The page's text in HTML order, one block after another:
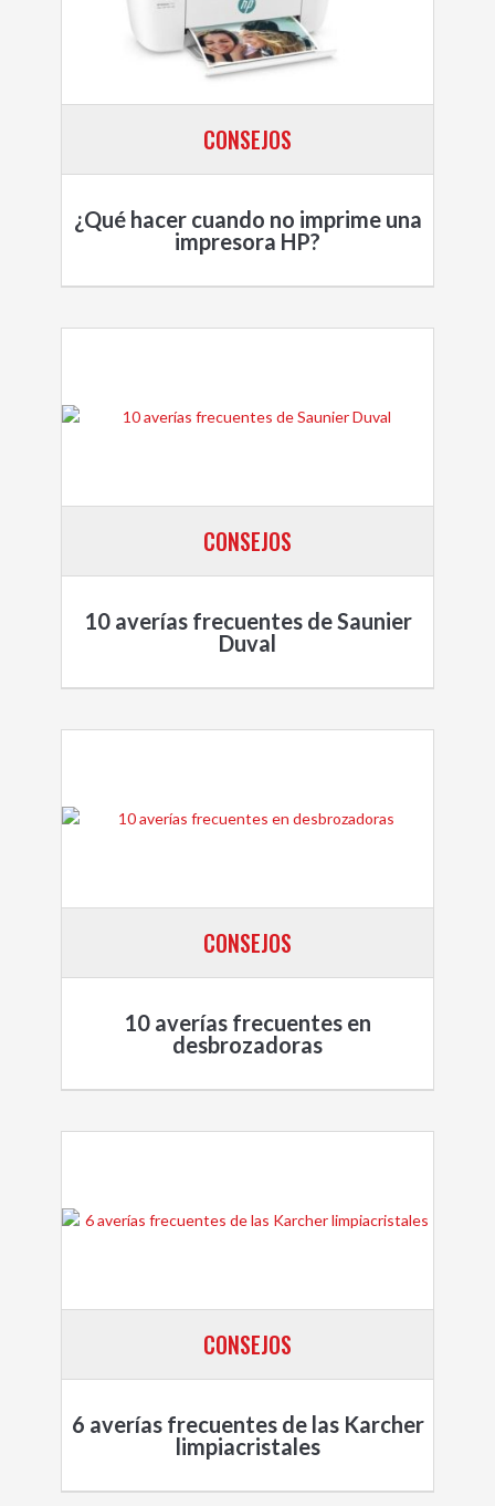
CONSEJOS
¿Qué hacer cuando no imprime una
impresora HP?
CONSEJOS
10 averías frecuentes de Saunier
Duval
CONSEJOS
10 averías frecuentes en
desbrozadoras
CONSEJOS
6 averías frecuentes de las Karcher
limpiacristales